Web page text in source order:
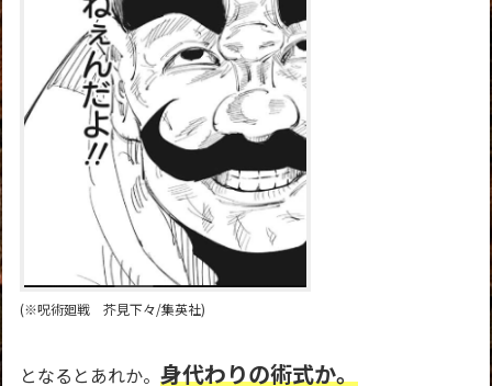
(※呪術廻戦 芥見下々/集英社)
となるとあれか。身代わりの術式か。